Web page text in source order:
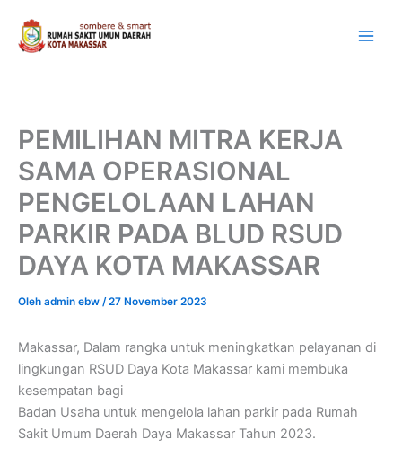
konten
PEMILIHAN MITRA KERJA
SAMA OPERASIONAL
PENGELOLAAN LAHAN
PARKIR PADA BLUD RSUD
DAYA KOTA MAKASSAR
Oleh admin ebw /27 November 2023
Makassar, Dalam rangka untuk meningkatkan pelayanan di
lingkungan RSUD Daya Kota Makassar kami membuka
kesempatan bagi
Badan Usaha untuk mengelola lahan parkir pada Rumah
Sakit Umum Daerah Daya Makassar Tahun 2023.